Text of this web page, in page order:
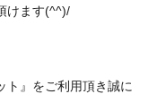
けます(^^)/
ト』をご利用頂き誠に